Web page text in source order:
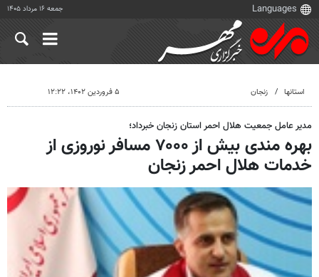
جمعه ۱۶ مرداد ۱۴۰۵
استانها زنجان ۵ فروردین ۱۴۰۲، ۱۲:۲۲
مدیر عامل جمعیت هلال احمر استان زنجان خبرداد؛
بهره مندی بیش از ۷۰۰۰ مسافر نوروزی از
خدمات هلال احمر زنجان